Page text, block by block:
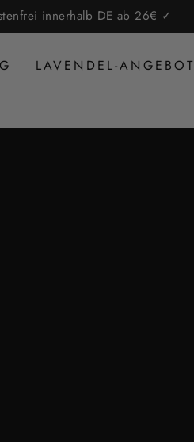
innerhalb DE ab 26€ ✓
LAVENDEL-ANGEBOT